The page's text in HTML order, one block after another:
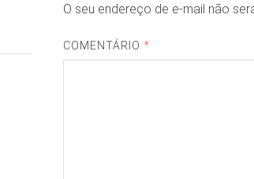
O seu endereço de e-mail não
COMENTÁRIO*